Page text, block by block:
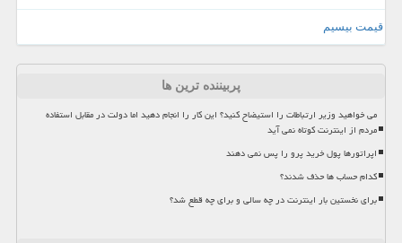
قیمت بیسیم
پربیننده ترین ها
می خواهید وزیر ارتباطات را استیضاح کنید؟ این کار را انجام دهید اما دولت در مقابل استفاده
مردم از اینترنت کوتاه نمی آید
اپراتورها پول خرید پرو را پس نمی دهند
کدام حساب ها حذف شدند؟
برای نخستین بار اینترنت در چه سالی و برای چه قطع شد؟